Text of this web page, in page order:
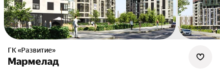
ГК «Развитие»
Мармелад